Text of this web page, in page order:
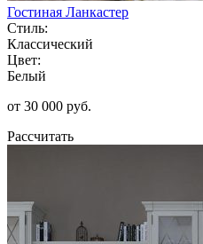
Гостиная Ланкастер
Стиль:
Классический
Цвет:
Белый
от 30 000 руб.
Рассчитать